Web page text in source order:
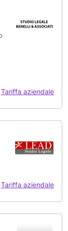
Tariffa aziendale
Tariffa aziendale